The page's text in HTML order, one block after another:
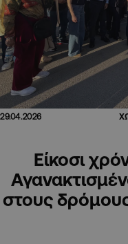
29.04.2026
Είκοσι
στους δρόμους